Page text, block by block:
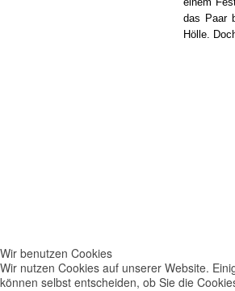
das Paar
Hölle.
Wir benutzen Cookies
Wir nutzen Cookies auf unserer Website.
können selbst entscheiden, ob Sie die